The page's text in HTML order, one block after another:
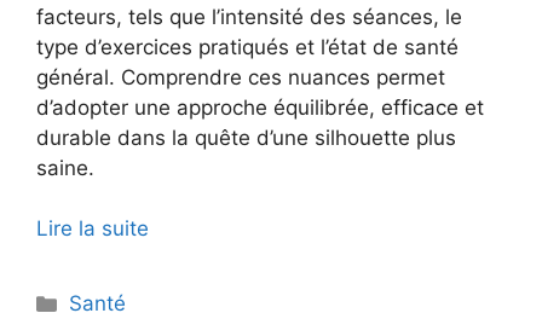
facteurs, tels que l’intensité des séances, le
type d’exercices pratiqués et l’état de santé
général. Comprendre ces nuances permet
d’adopter une approche équilibrée, efficace et
durable dans la quête d’une silhouette plus
saine.
Lire la suite
Catégories
Santé